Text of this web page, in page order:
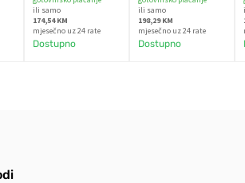
ili samo
174,54 KM
mjesečno uz 24 rate
Dostupno
ili samo
198,29 KM
mjesečno uz 24 rate
Dostupno